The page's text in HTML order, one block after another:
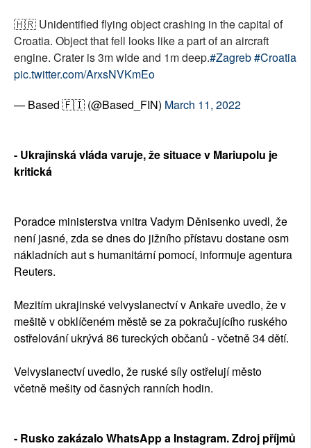
🇭🇷 Unidentified flying object crashing in the capital of
Croatia. Object that fell looks like a part of an aircraft
engine. Crater is 3m wide and 1m deep.#Zagreb#Croatia
pic.twitter.com/ArxsNVKmEo
— Based 🇫🇮 (@Based_FIN) March 11, 2022
- Ukrajinská vláda varuje, že situace v Mariupolu je
kritická
Poradce ministerstva vnitra Vadym Děnisenko uvedl, že
není jasné, zda se dnes do jižního přístavu dostane osm
nákladních aut s humanitární pomocí, informuje agentura
Reuters.
Mezitím ukrajinské velvyslanectví v Ankaře uvedlo, že v
mešitě v obklíčeném městě se za pokračujícího ruského
ostřelování ukrývá 86 tureckých občanů - včetně 34 dětí.
Velvyslanectví uvedlo, že ruské síly ostřelují město
včetně mešity od časných ranních hodin.
- Rusko zakázalo WhatsApp a Instagram. Zdroj příjmů